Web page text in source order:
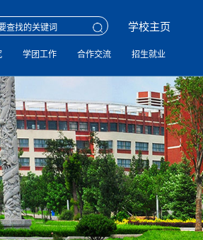
学校主页
学团工作 合作交流 招生就业